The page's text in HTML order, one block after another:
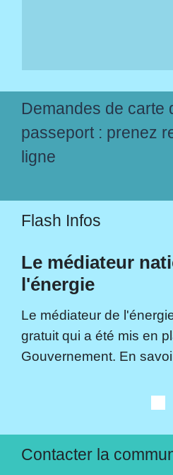
Demandes de carte
passeport : prenez
ligne
Flash Infos
Le médiateur
l'énergie
Le médiateur de
gratuit qui a été mis en
Gouvernement. En
Contacter la